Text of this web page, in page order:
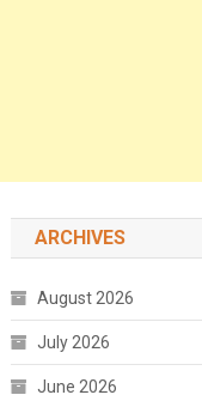
ARCHIVES
August 2026
July 2026
June 2026